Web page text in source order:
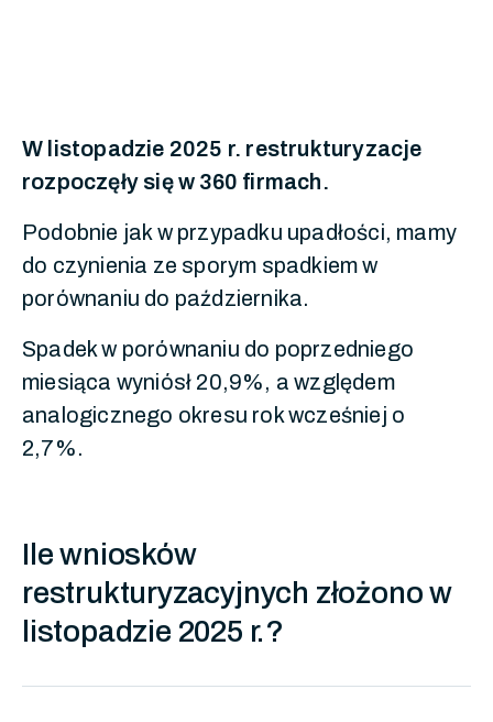
W listopadzie 2025 r. restrukturyzacje
rozpoczęły się w 360 firmach.
Podobnie jak w przypadku upadłości, mamy
do czynienia ze sporym spadkiem w
porównaniu do października.
Spadek w porównaniu do poprzedniego
miesiąca wyniósł 20,9%, a względem
analogicznego okresu rok wcześniej o
2,7%.
Ile wniosków
restrukturyzacyjnych złożono w
listopadzie 2025 r.?